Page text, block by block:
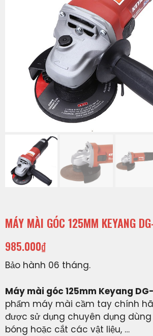
MÁY MÀI GÓC 125MM KEYANG
985.000₫
Bảo hành 06 tháng.
Máy mài góc 125mm Keyang
phẩm máy mài cầm tay chính
được sử dụng chuyên dụng
bóng hoặc cắt các vật liệu, …